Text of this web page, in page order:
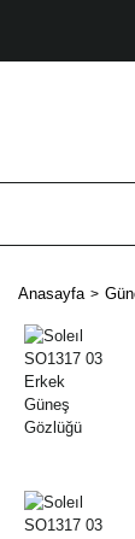
Anasayfa